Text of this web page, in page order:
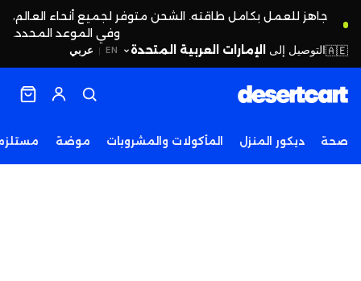
جاهز للعمل بكامل طاقته. الشحن متوفر لجميع أنحاء العالم،
وفي الموعد المحدد.
EN
| عربي 🇦🇪التوصيل إلى الإمارات العربية المتحدة
صحة ديكور المنزل المأكولات والمشروبات موضة